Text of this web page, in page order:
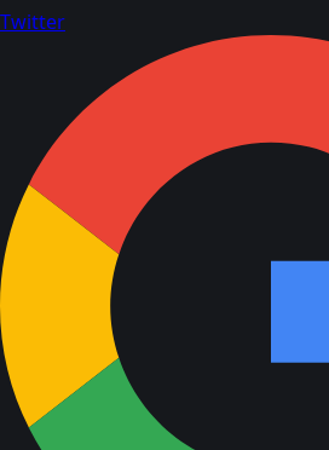
Twitter